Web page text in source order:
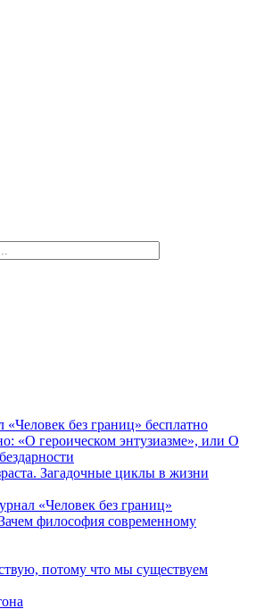
«Человек без границ» бесплатно
«О героическом энтузиазме», или О
Загадочные циклы в жизни
«Человек без границ»
философия современному
потому что мы существуем